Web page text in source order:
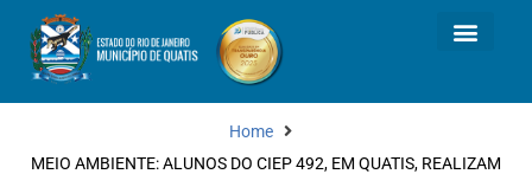
Home
MEIO AMBIENTE: ALUNOS DO CIEP 492, EM QUATIS, REALIZAM